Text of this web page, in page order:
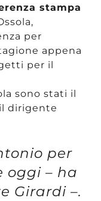
stampa
per
appena
per il
sono stati il
dirigente
per
oggi – ha
Girardi –.